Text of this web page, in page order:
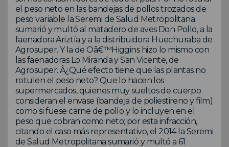
el peso neto en las bandejas de pollos trozados de
peso variable la Seremi de Salud Metropolitana
sumarió y multó al matadero de aves Don Pollo, a la
faenadora Ariztía y a la distribuidora Huechuraba de
Agrosuper. Y la de Oâ€™Higgins hizo lo mismo con
las faenadoras Lo Miranda y San Vicente, de
Agrosuper. Â¿Qué efecto tiene que las plantas no
rotulen el peso neto? Que lo hacen los
supermercados, quienes muy sueltos de cuerpo
consideran el envase (bandeja de poliestireno y film)
como si fuese carne de pollo y lo incluyen en el
peso que cobran como neto; por esta infracción,
citando el caso más representativo, el 2014 la Seremi
de Salud Metropolitana sumarió y multó a 61